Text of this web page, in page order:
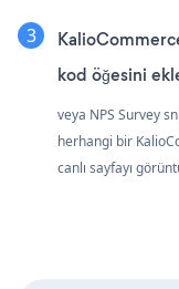
kod öğesini
veya NPS Survey
herhangi bir
canlı sayfayı